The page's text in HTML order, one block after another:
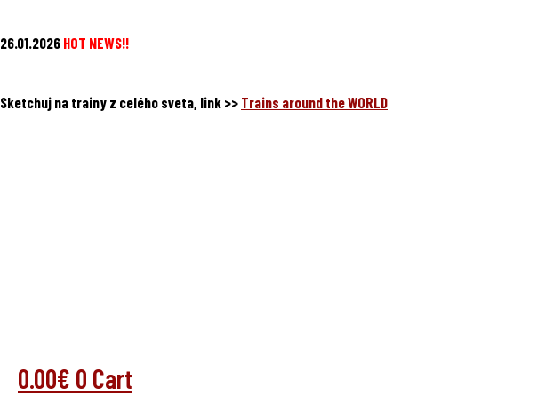
na
26.01.2026 HOT NEWS!!
Sketchuj na trainy z celého sveta, link >> Trains around the WORLD
0.00€ 0 Cart